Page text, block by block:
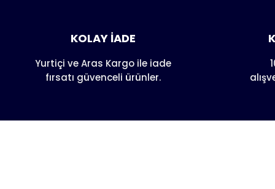
Ürün açıklamasında eksik bilgiler bulunuyor.
Ürün bilgilerinde hatalar bulunuyor.
Ürün fiyatı diğer sitelerden daha pahalı.
KOLAY İADE
Yurtiçi ve Aras Kargo ile iade
fırsatı güvenceli ürünler.